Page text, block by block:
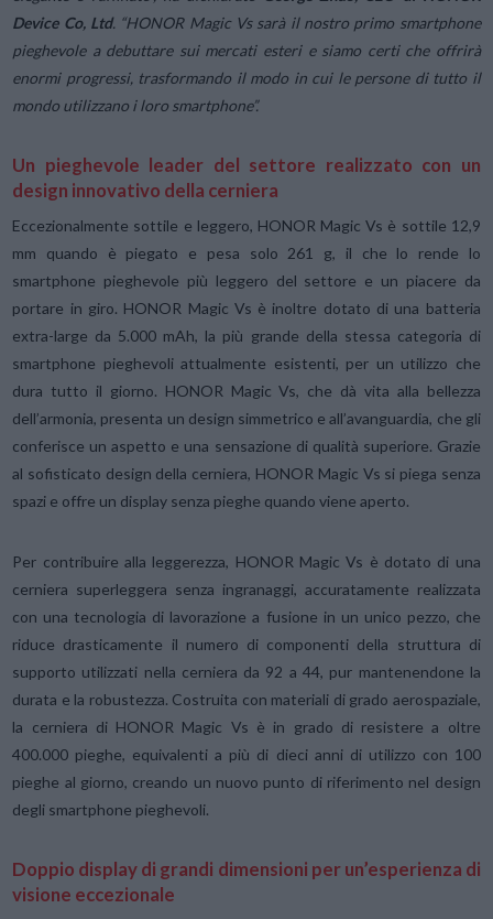
Device Co, Ltd. “HONOR Magic Vs sarà il nostro primo smartphone
pieghevole a debuttare sui mercati esteri e siamo certi che offrirà
enormi progressi, trasformando il modo in cui le persone di tutto il
mondo utilizzano i loro smartphone”.
Un pieghevole leader del settore realizzato con un
design innovativo della cerniera
Eccezionalmente sottile e leggero, HONOR Magic Vs è sottile 12,9
mm quando è piegato e pesa solo 261 g, il che lo rende lo
smartphone pieghevole più leggero del settore e un piacere da
portare in giro. HONOR Magic Vs è inoltre dotato di una batteria
extra-large da 5.000 mAh, la più grande della stessa categoria di
smartphone pieghevoli attualmente esistenti, per un utilizzo che
dura tutto il giorno. HONOR Magic Vs, che dà vita alla bellezza
dell’armonia, presenta un design simmetrico e all’avanguardia, che gli
conferisce un aspetto e una sensazione di qualità superiore. Grazie
al sofisticato design della cerniera, HONOR Magic Vs si piega senza
spazi e offre un display senza pieghe quando viene aperto.
Per contribuire alla leggerezza, HONOR Magic Vs è dotato di una
cerniera superleggera senza ingranaggi, accuratamente realizzata
con una tecnologia di lavorazione a fusione in un unico pezzo, che
riduce drasticamente il numero di componenti della struttura di
supporto utilizzati nella cerniera da 92 a 44, pur mantenendone la
durata e la robustezza. Costruita con materiali di grado aerospaziale,
la cerniera di HONOR Magic Vs è in grado di resistere a oltre
400.000 pieghe, equivalenti a più di dieci anni di utilizzo con 100
pieghe al giorno, creando un nuovo punto di riferimento nel design
degli smartphone pieghevoli.
Doppio display di grandi dimensioni per un’esperienza di
visione eccezionale